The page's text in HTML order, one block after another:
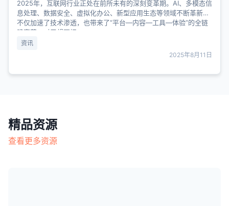
2025年，互联网行业正处在前所未有的深刻变革期。AI、多模态信
息处理、数据安全、虚拟化办公、新型应用生态等领域不断革新，
不仅加速了技术渗透，也带来了“平台—内容—工具—体验”的全链
路变革。对于想要把......
资讯
2025年8月11日
精品资源
查看更多资源